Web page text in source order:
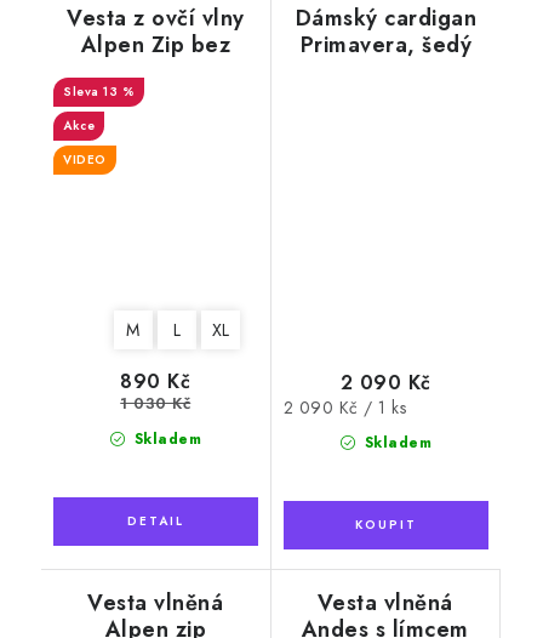
Vesta z ovčí vlny
Alpen Zip bez
límce světle modrá
13 %
Akce
VIDEO
M L XL
Skladem
890 Kč
1 030 Kč
Dámský cardigan
Primavera, šedý
Skladem
2 090 Kč
Měrná
2 090 Kč / 1 ks
Vesta vlněná
Alpen zip
Vesta vlněná
Andes s límcem